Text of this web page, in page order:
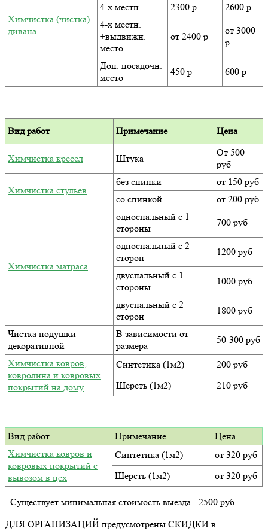
Химчистка (чистка)
дивана
4-х местн.
2300 р
2600 р
4-х местн.
+выдвижн.
место
от 2400 р
от 3000
р
Доп. посадочн.
место
450 р 600 р
Вид работ Примечание Цена
Химчистка кресел Штука
От 500
руб
Химчистка стульев
без спинки
от 150 руб
со спинкой
от 200 руб
Химчистка матраса
односпальный с 1
стороны
700 руб
односпальный с 2
сторон
1200 руб
двуспальный с 1
стороны
1000 руб
двуспальный с 2
сторон
1800 руб
Чистка подушки
декоративной
В зависимости от
размера
50-300 руб
Химчистка ковров,
ковролина и ковровых
покрытий на дому
Синтетика (1м2)
200 руб
Шерсть (1м2)
210 руб
Вид работ Примечание
Цена
Химчистка ковров и
ковровых покрытий с
вывозом в цех
Синтетика (1м2)
от 320 руб
Шерсть (1м2)
от 320 руб
- Существует минимальная стоимость выезда - 2500 руб.
ДЛЯ ОРГАНИЗАЦИЙ предусмотрены СКИДКИ в